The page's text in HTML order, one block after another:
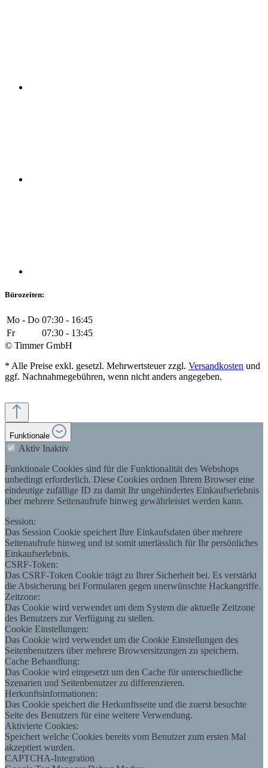
Bürozeiten:
Mo - Do 07:30 - 16:45
Fr
07:30 - 13:45
© Timmer GmbH
* Alle Preise exkl. gesetzl. Mehrwertsteuer zzgl. Versandkosten und
ggf. Nachnahmegebühren, wenn nicht anders angegeben.
Funktionale
Aktiv Inaktiv
Funktionale Cookies sind für die Funktionalität des Webshops
unbedingt erforderlich. Diese Cookies ordnen Ihrem Browser eine
eindeutige zufällige ID zu damit Ihr ungehindertes Einkaufserlebnis
über mehrere Seitenaufrufe hinweg gewährleistet werden kann.
Session:
Das Session Cookie speichert Ihre Einkaufsdaten über mehrere
Seitenaufrufe hinweg und ist somit unerlässlich für Ihr persönliches
Einkaufserlebnis.
CSRF-Token:
Das CSRF-Token Cookie trägt zu Ihrer Sicherheit bei. Es verstärkt
die Absicherung bei Formularen gegen unerwünschte Hackangriffe.
Zeitzone:
Das Cookie wird verwendet um dem System die aktuelle Zeitzone
des Benutzers zur Verfügung zu stellen.
Cookie Einstellungen:
Das Cookie wird verwendet um die Cookie Einstellungen des
Seitenbenutzers über mehrere Browsersitzungen zu speichern.
Cache Behandlung:
Das Cookie wird eingesetzt um den Cache für unterschiedliche
Szenarien und Seitenbenutzer zu differenzieren.
Herkunftsinformationen:
Das Cookie speichert die Herkunftsseite und die zuerst besuchte
Seite des Benutzers für eine weitere Verwendung.
Aktivierte Cookies:
Speichert welche Cookies bereits vom Benutzer zum ersten Mal
akzeptiert wurden.
CAPTCHA-Integration